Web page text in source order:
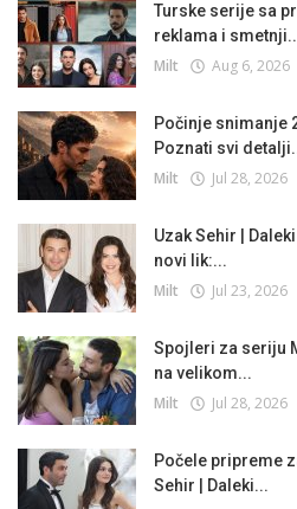
Turske serije sa
reklama i
Milt Aug 6, 2026
Počinje snimanje
Poznati svi
Milt Jul 28, 2026
Uzak Sehir |
novi lik:...
Milt Jul 23, 2026
Spojleri za seriju
na velikom...
Milt Jul 28, 2026
Počele pripreme
Sehir | Daleki...